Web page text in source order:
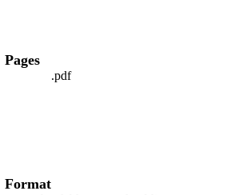
Pages
Format
.pdf